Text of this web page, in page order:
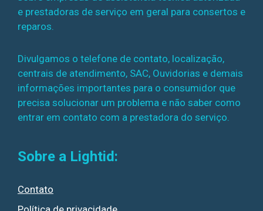
e prestadoras de serviço em geral para consertos e
reparos.
Divulgamos o telefone de contato, localização,
centrais de atendimento, SAC, Ouvidorias e demais
informações importantes para o consumidor que
precisa solucionar um problema e não saber como
entrar em contato com a prestadora do serviço.
Sobre a Lightid:
Contato